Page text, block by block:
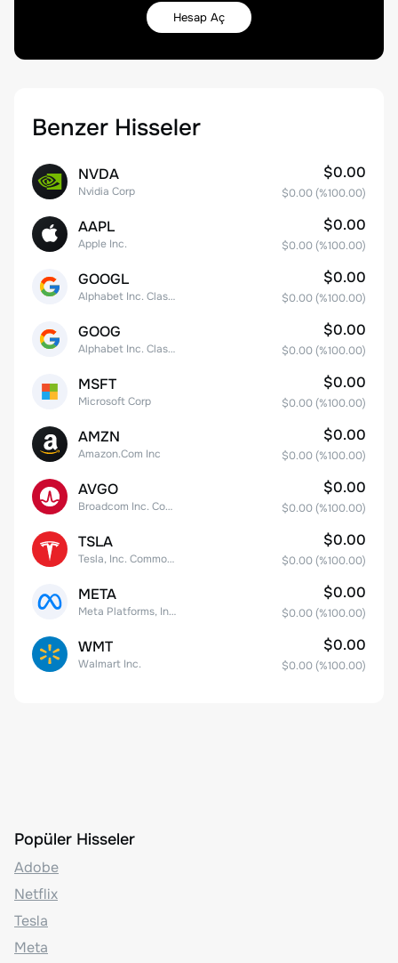
Hesap Aç
Benzer Hisseler
NVDA
Nvidia Corp
$0.00
$0.00 (%100.00)
AAPL
Apple Inc.
$0.00
$0.00 (%100.00)
GOOGL
Alphabet Inc. Class A Common Stock
$0.00
$0.00 (%100.00)
GOOG
Alphabet Inc. Class C Capital Stock
$0.00
$0.00 (%100.00)
MSFT
Microsoft Corp
$0.00
$0.00 (%100.00)
AMZN
Amazon.Com Inc
$0.00
$0.00 (%100.00)
AVGO
Broadcom Inc. Common Stock
$0.00
$0.00 (%100.00)
TSLA
Tesla, Inc. Common Stock
$0.00
$0.00 (%100.00)
META
Meta Platforms, Inc. Class A Common Stock
$0.00
$0.00 (%100.00)
WMT
Walmart Inc.
$0.00
$0.00 (%100.00)
Popüler Hisseler
Adobe
Netflix
Tesla
Meta